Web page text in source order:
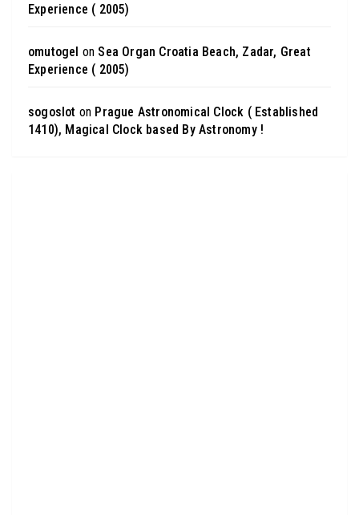
Experience ( 2005)
omutogel on Sea Organ Croatia Beach, Zadar, Great
Experience ( 2005)
sogoslot on Prague Astronomical Clock ( Established
1410), Magical Clock based By Astronomy !